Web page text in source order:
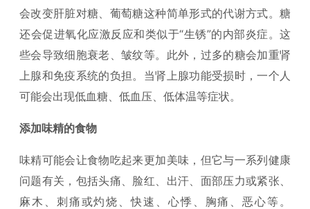
会改变肝脏对糖、葡萄糖这种简单形式的代谢方式。糖
还会促进氧化应激反应和类似于“生锈”的内部炎症。这
些会导致细胞衰老、皱纹等。此外，过多的糖会加重肾
上腺和免疫系统的负担。当肾上腺功能受损时，一个人
可能会出现低血糖、低血压、低体温等症状。
添加味精的食物
味精可能会让食物吃起来更加美味，但它与一系列健康
问题有关，包括头痛、脸红、出汗、面部压力或紧张、
麻木、刺痛或灼烧、快速、心悸、胸痛、恶心等。